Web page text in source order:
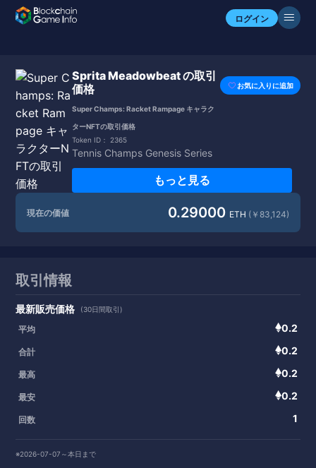
ログイン
Sprita Meadowbeat の取引
価格
Super Champs: Racket Rampage キャラク
ターNFTの取引価格
Token ID：
2365
Tennis Champs Genesis Series
もっと見る
現在の価値 0.29000 ETH (￥83,124)
お気に入りに追加
取引情報
最新販売価格 (30日間取引)
平均
合計
最高
最安
回数
0.2
0.2
0.2
0.2
1
※2026-07-07～本日まで